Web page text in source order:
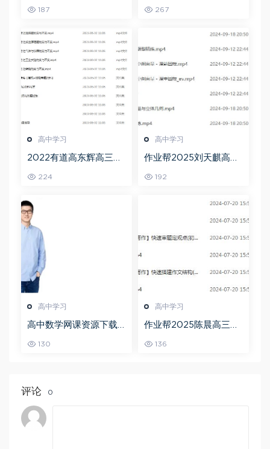
教程
187
教程
267
高中学习
2022有道高东辉高三化
频教程+讲义+点睛班
224
高中学习
作业帮2025刘天麒高二
192
高中学习
高中数学网课资源下载
数学秋季班
130
高中学习
作业帮2025陈晨高三语
班
136
评论 0